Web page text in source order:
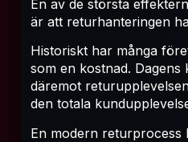
En av de största
är att returhanteringen
Historiskt har många
som en kostnad. Dagens
däremot
den totala
En modern returprocess